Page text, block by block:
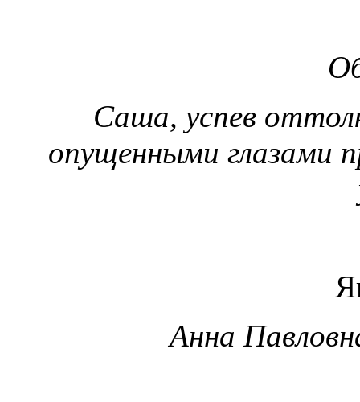
Саша, успев
опущенными глазами
Анна